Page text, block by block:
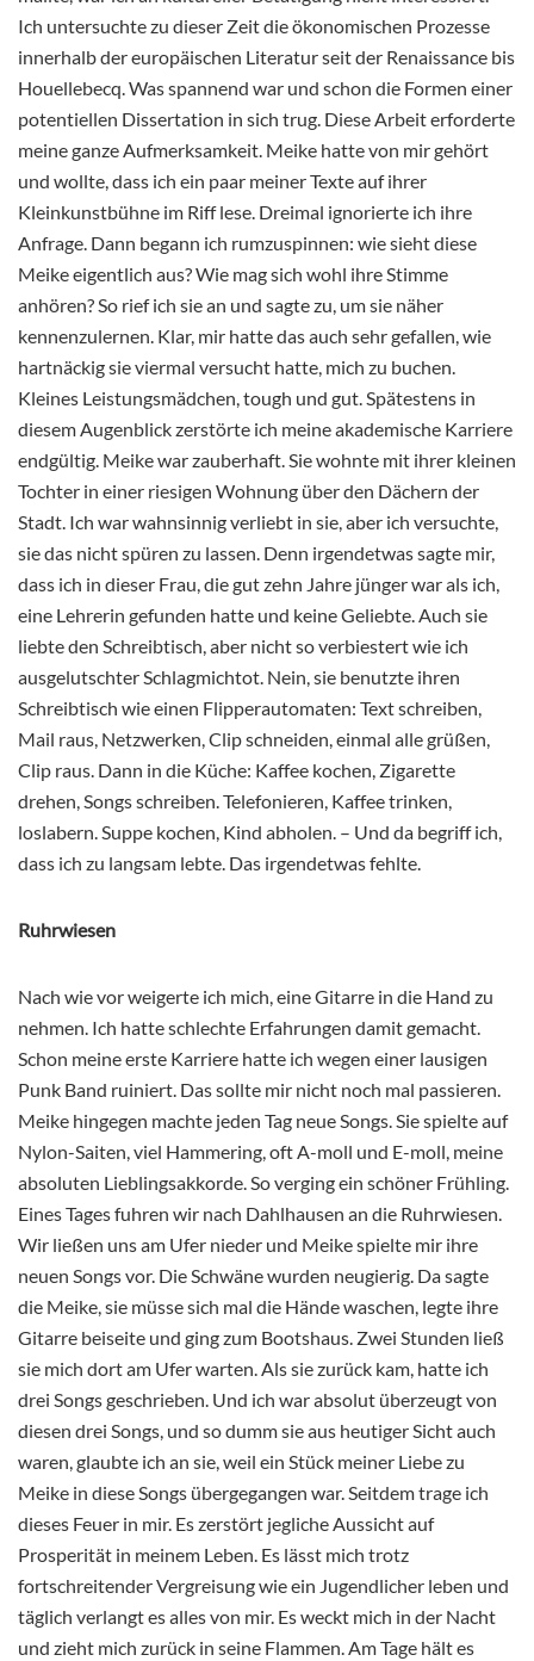
Ich untersuchte zu dieser Zeit die ökonomischen Prozesse
innerhalb der europäischen Literatur seit der Renaissance bis
Houellebecq. Was spannend war und schon die Formen einer
potentiellen Dissertation in sich trug. Diese Arbeit erforderte
meine ganze Aufmerksamkeit. Meike hatte von mir gehört
und wollte, dass ich ein paar meiner Texte auf ihrer
Kleinkunstbühne im Riff lese. Dreimal ignorierte ich ihre
Anfrage. Dann begann ich rumzuspinnen: wie sieht diese
Meike eigentlich aus? Wie mag sich wohl ihre Stimme
anhören? So rief ich sie an und sagte zu, um sie näher
kennenzulernen. Klar, mir hatte das auch sehr gefallen, wie
hartnäckig sie viermal versucht hatte, mich zu buchen.
Kleines Leistungsmädchen, tough und gut. Spätestens in
diesem Augenblick zerstörte ich meine akademische Karriere
endgültig. Meike war zauberhaft. Sie wohnte mit ihrer kleinen
Tochter in einer riesigen Wohnung über den Dächern der
Stadt. Ich war wahnsinnig verliebt in sie, aber ich versuchte,
sie das nicht spüren zu lassen. Denn irgendetwas sagte mir,
dass ich in dieser Frau, die gut zehn Jahre jünger war als ich,
eine Lehrerin gefunden hatte und keine Geliebte. Auch sie
liebte den Schreibtisch, aber nicht so verbiestert wie ich
ausgelutschter Schlagmichtot. Nein, sie benutzte ihren
Schreibtisch wie einen Flipperautomaten: Text schreiben,
Mail raus, Netzwerken, Clip schneiden, einmal alle grüßen,
Clip raus. Dann in die Küche: Kaffee kochen, Zigarette
drehen, Songs schreiben. Telefonieren, Kaffee trinken,
loslabern. Suppe kochen, Kind abholen. – Und da begriff ich,
dass ich zu langsam lebte. Das irgendetwas fehlte.
Ruhrwiesen
Nach wie vor weigerte ich mich, eine Gitarre in die Hand zu
nehmen. Ich hatte schlechte Erfahrungen damit gemacht.
Schon meine erste Karriere hatte ich wegen einer lausigen
Punk Band ruiniert. Das sollte mir nicht noch mal passieren.
Meike hingegen machte jeden Tag neue Songs. Sie spielte auf
Nylon-Saiten, viel Hammering, oft A-moll und E-moll, meine
absoluten Lieblingsakkorde. So verging ein schöner Frühling.
Eines Tages fuhren wir nach Dahlhausen an die Ruhrwiesen.
Wir ließen uns am Ufer nieder und Meike spielte mir ihre
neuen Songs vor. Die Schwäne wurden neugierig. Da sagte
die Meike, sie müsse sich mal die Hände waschen, legte ihre
Gitarre beiseite und ging zum Bootshaus. Zwei Stunden ließ
sie mich dort am Ufer warten. Als sie zurück kam, hatte ich
drei Songs geschrieben. Und ich war absolut überzeugt von
diesen drei Songs, und so dumm sie aus heutiger Sicht auch
waren, glaubte ich an sie, weil ein Stück meiner Liebe zu
Meike in diese Songs übergegangen war. Seitdem trage ich
dieses Feuer in mir. Es zerstört jegliche Aussicht auf
Prosperität in meinem Leben. Es lässt mich trotz
fortschreitender Vergreisung wie ein Jugendlicher leben und
täglich verlangt es alles von mir. Es weckt mich in der Nacht
und zieht mich zurück in seine Flammen. Am Tage hält es